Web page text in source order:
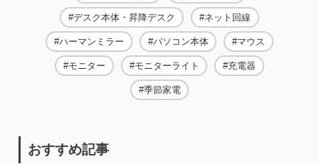
デスク本体・昇降デスク ネット回線
ハーマンミラー パソコン本体 マウス
モニター モニターライト 充電器
季節家電
おすすめ記事